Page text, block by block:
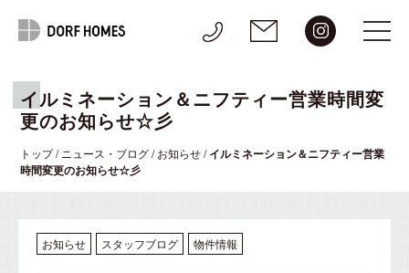
イルミネーション＆ニフティー営業時間変
更のお知らせ☆彡
トップ/ ニュース・ブログ/お知らせ/イルミネーション＆ニフティー営業
時間変更のお知らせ☆彡
お知らせ スタッフブログ 物件情報